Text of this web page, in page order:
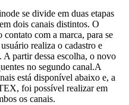
se divide em duas etapas
dois canais distintos. O
com a marca, para se
realiza o cadastro e
partir dessa escolha, o novo
no segundo canal.A
está disponível abaixo e, a
foi possível realizar em
os canais.